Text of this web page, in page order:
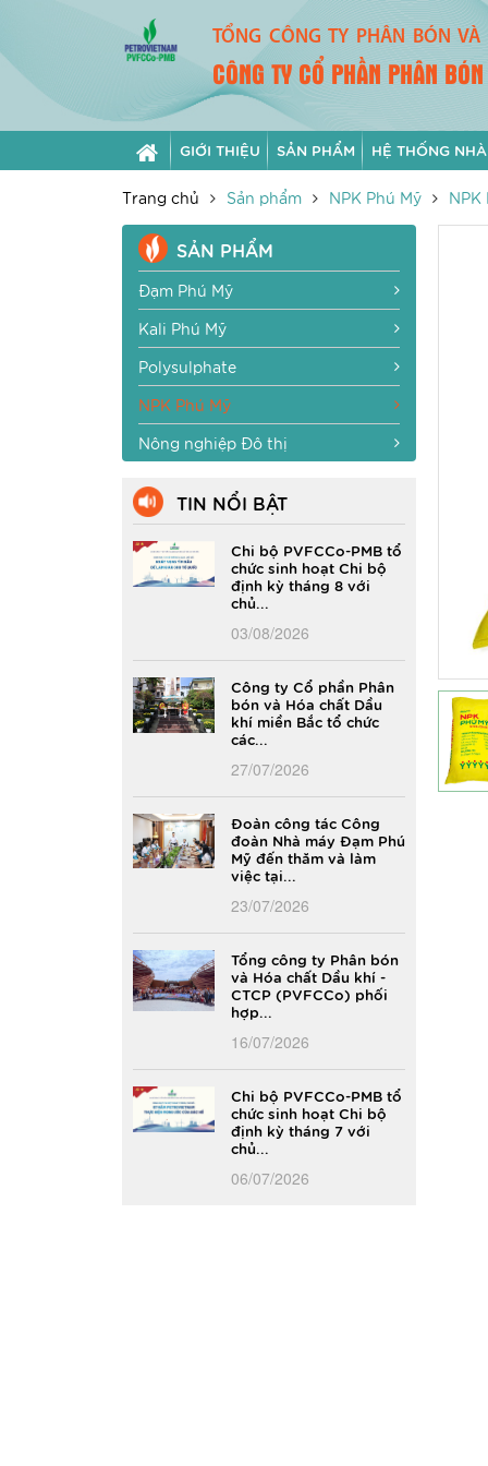
TỔNG CÔNG TY PHÂN BÓN
CÔNG TY CỔ PHẦN PHÂN
GIỚI THIỆU SẢN PHẨM HỆ THỐNG
Trang chủ Sản phẩm NPK Phú Mỹ NPK
SẢN PHẨM
Đạm Phú Mỹ
Kali Phú Mỹ
Polysulphate
NPK Phú Mỹ
Nông nghiệp Đô thị
TIN NỔI BẬT
Chi bộ PVFCCo-PMB tổ
chức sinh hoạt Chi bộ
định kỳ tháng 8 với
chủ...
03/08/2026
Công ty Cổ phần Phân
bón và Hóa chất Dầu
khí miền Bắc tổ chức
các...
27/07/2026
Đoàn công tác Công
đoàn Nhà máy Đạm Phú
Mỹ đến thăm và làm
việc tại...
23/07/2026
Tổng công ty Phân bón
và Hóa chất Dầu khí -
CTCP (PVFCCo) phối
hợp...
16/07/2026
Chi bộ PVFCCo-PMB tổ
chức sinh hoạt Chi bộ
định kỳ tháng 7 với
chủ...
06/07/2026